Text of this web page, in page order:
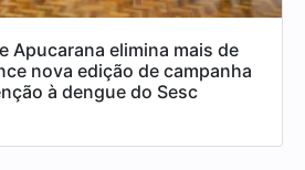
Apucarana elimina mais de
nova edição de campanha
à dengue do Sesc